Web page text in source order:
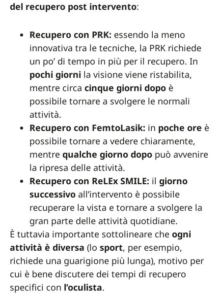
del recupero post intervento:
Recupero con PRK: essendo la meno
innovativa tra le tecniche, la PRK richiede
un po’ di tempo in più per il recupero. In
pochi giorni la visione viene ristabilita,
mentre circa cinque giorni dopo è
possibile tornare a svolgere le normali
attività.
Recupero con FemtoLasik: in poche ore è
possibile tornare a vedere chiaramente,
mentre qualche giorno dopo può avvenire
la ripresa delle attività.
Recupero con ReLEx SMILE: il giorno
successivo all’intervento è possibile
recuperare la vista e tornare a svolgere la
gran parte delle attività quotidiane.
È tuttavia importante sottolineare che ogni
attività è diversa (lo sport, per esempio,
richiede una guarigione più lunga), motivo per
cui è bene discutere dei tempi di recupero
specifici con l’oculista.